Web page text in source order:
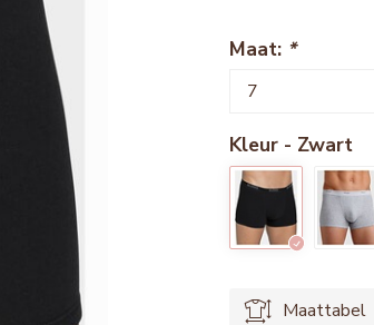
Maat: *
Kleur - Zwart
Maattabel